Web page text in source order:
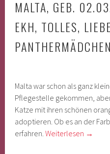
MALTA, GEB.
EKH, TOLLES,
PANTHERMÄDCHEN
Malta war schon als ganz
Pflegestelle gekommen,
Katze mit ihren schönen
adoptieren. Ob es an der
erfahren.Weiterlesen →